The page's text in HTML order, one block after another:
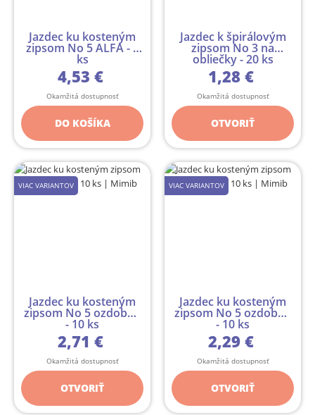
Jazdec ku kosteným
zipsom No 5 ALFA - 5
ks
4,53 €
Okamžitá dostupnosť
DO KOŠÍKA
Jazdec k špirálovým
zipsom No 3 na
obliečky - 20 ks
1,28 €
Okamžitá dostupnosť
OTVORIŤ
VIAC VARIANTOV
Jazdec ku kosteným
zipsom No 5 ozdobný
- 10 ks
2,71 €
Okamžitá dostupnosť
OTVORIŤ
VIAC VARIANTOV
Jazdec ku kosteným
zipsom No 5 ozdobný
- 10 ks
2,29 €
Okamžitá dostupnosť
OTVORIŤ